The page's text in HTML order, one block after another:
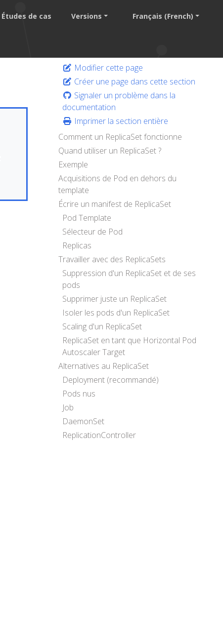
Études de cas Versions Français (French)
Modifier cette page
Créer une page dans cette section
Signaler un problème dans la
documentation
Imprimer la section entière
Comment un ReplicaSet fonctionne
Quand utiliser un ReplicaSet ?
Exemple
Acquisitions de Pod en dehors du
template
Écrire un manifest de ReplicaSet
Pod Template
Sélecteur de Pod
Replicas
Travailler avec des ReplicaSets
Suppression d'un ReplicaSet et de ses
pods
Supprimer juste un ReplicaSet
Isoler les pods d'un ReplicaSet
Scaling d'un ReplicaSet
ReplicaSet en tant que Horizontal Pod
Autoscaler Target
Alternatives au ReplicaSet
Deployment (recommandé)
Pods nus
Job
DaemonSet
ReplicationController